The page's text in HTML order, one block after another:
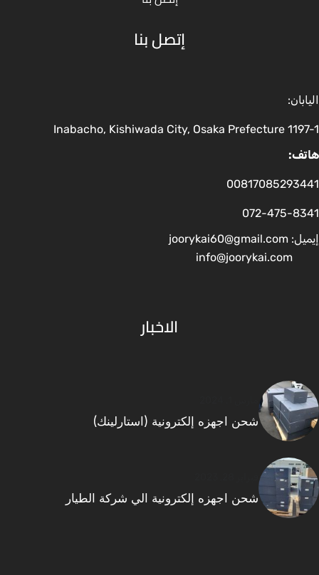
إتصل بنا
اليابان:
1197-1 Inabacho, Kishiwada City, Osaka Prefecture
هاتف:
00817085293441
072-475-8341
إيميل:
info@joorykai.com
الاخبار
شحن اجهزه إلكترونية (استارلينك)
شحن اجهزه إلكترونية الي شركة الطيار